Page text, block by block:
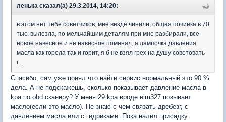
ленька сказал(а) 29.3.2014, 14:20:
в этом нет тебе советчиков, мне везде чинили, общая починка в 70
тыс. вылезла, по мельчайшим деталям при мне разбирали, все
новое навесное и не навесное поменял, а лампочка давления
масла как горела так и горит, я б не взял грех на душу советовать
г...
Спасибо, сам уже понял что найти сервис нормальный это 90 %
дела. А не подскажешь, сколько показывает давление масла в
kpa по obd сканеру? У меня 29 kpa вроде elm327 позывает
масло(если это масло). Не знаю с чем связать дребезг, с
давлением масла или с гидриками. Пока налил присадку.